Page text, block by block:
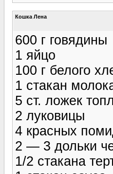
Кошка Лена
600 г говядины
1 яйцо
100 г белого
1 стакан
5 ст. ложек
2 луковицы
4 красных
2 — 3 дольки
1/2 стакана